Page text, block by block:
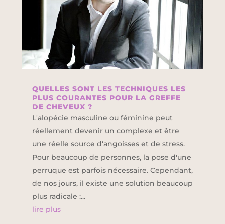
QUELLES SONT LES TECHNIQUES LES
PLUS COURANTES POUR LA GREFFE
DE CHEVEUX ?
L'alopécie masculine ou féminine peut
réellement devenir un complexe et être
une réelle source d'angoisses et de stress.
Pour beaucoup de personnes, la pose d'une
perruque est parfois nécessaire. Cependant,
de nos jours, il existe une solution beaucoup
plus radicale :...
lire plus